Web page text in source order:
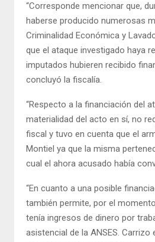
“Corresponde mencionar que,
haberse producido numerosas
Criminalidad Económica y
que el ataque investigado haya
imputados hubieren recibido
concluyó la fiscalía.
“Respecto a la financiación del
materialidad del acto en sí, no
fiscal y tuvo en cuenta que el
Montiel ya que la misma
cual el ahora acusado había
“En cuanto a una posible
también permite, por el
tenía ingresos de dinero por
asistencial de la ANSES.